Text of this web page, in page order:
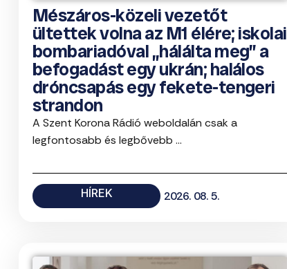
Mészáros-közeli vezetőt
ültettek volna az M1 élére; iskolai
bombariadóval „hálálta meg” a
befogadást egy ukrán; halálos
dróncsapás egy fekete-tengeri
strandon
A Szent Korona Rádió weboldalán csak a
legfontosabb és legbővebb ...
HÍREK 2026. 08. 5.